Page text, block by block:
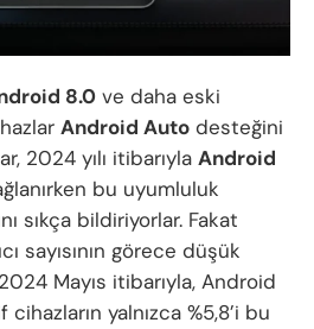
8.0 ve daha eski
Android Auto desteğini
2024 yılı itibarıyla Android
bu uyumluluk
sıkça bildiriyorlar. Fakat
sayısının görece düşük
Mayıs itibarıyla, Android
yalnızca %5,8’i bu